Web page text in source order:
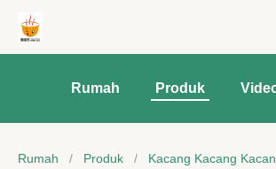
Rumah Produk
Rumah / Produk / Kacang Kacang